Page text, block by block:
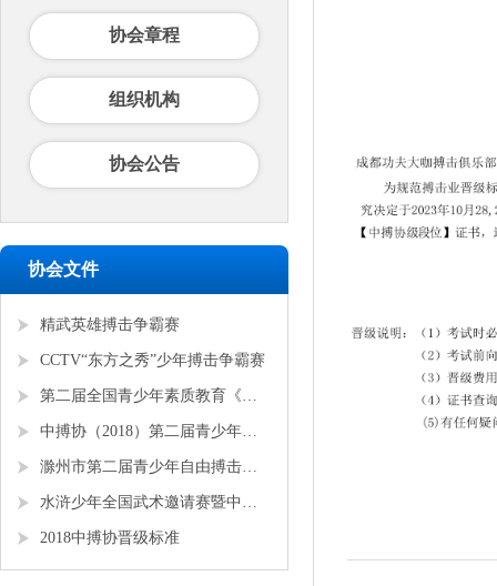
协会章程
组织机构
协会公告
协会文件
精武英雄搏击争霸赛
CCTV“东方之秀”少年搏击争霸赛
第二届全国青少年素质教育《勇者争锋》搏击锦标赛
中搏协（2018）第二届青少年锦标赛
滁州市第二届青少年自由搏击全国邀请赛
水浒少年全国武术邀请赛暨中搏协青少年搏击锦标赛
2018中搏协晋级标准